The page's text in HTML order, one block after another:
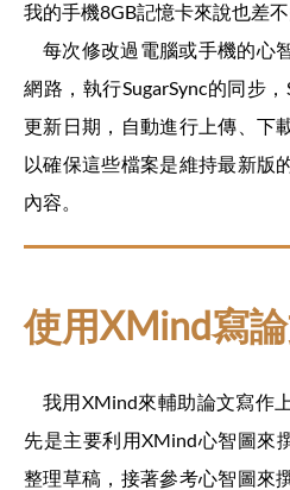
我的手機8GB記憶卡來說也差不
每次修改過電腦或手機的心
網路，執行SugarSync的同步
更新日期，自動進行上傳、下
以確保這些檔案是維持最新版
內容。
使用XMind寫
我用XMind來輔助論文寫作
先是主要利用XMind心智圖來
整理草稿，接著參考心智圖來